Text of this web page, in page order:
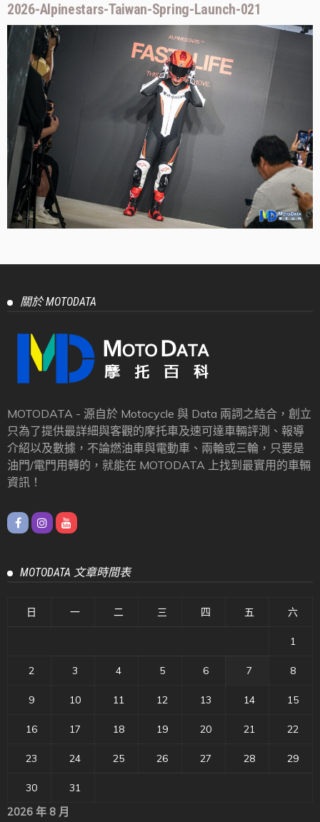
2026-Alpinestars-Taiwan-Spring-Launch-021
關於 MOTODATA
MOTODATA - 源自於 Motocycle 與 Data 兩詞之結合，創立
只為了提供最詳細與客觀的摩托車及速可達車輛評測、報導
介紹以及數據，不論燃油車與電動車、兩輪或三輪，只要是
油門/電門用轉的，就能在 MOTODATA 上找到最實用的車輛
資訊！
MOTODATA 文章時間表
2026 年 8 月
日 一 二 三 四 五 六
1
2 3 4 5 6 7 8
9 10 11 12 13 14 15
16 17 18 19 20 21 22
23 24 25 26 27 28 29
30 31